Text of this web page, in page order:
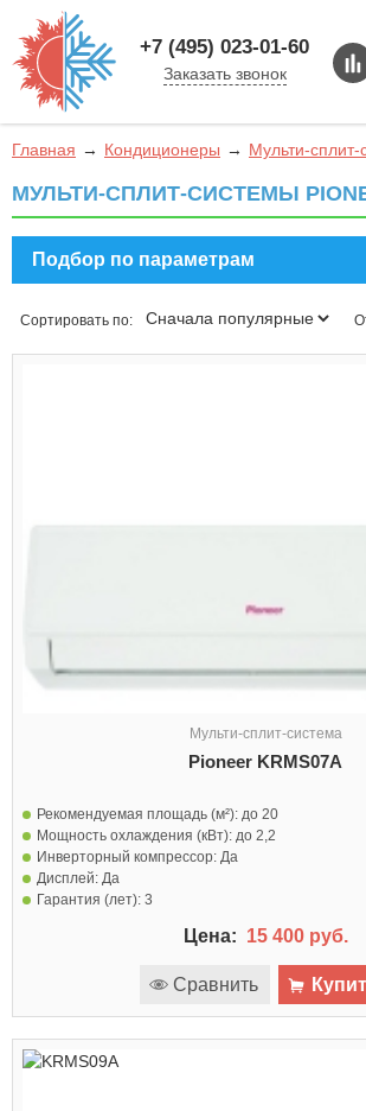
+7 (495) 023-01-60
Заказать звонок
Главная Кондиционеры Мульти-сплит-
МУЛЬТИ-СПЛИТ-СИСТЕМЫ
Подбор по параметрам
Сортировать по:
Мульти-сплит-система
Pioneer KRMS07A
Рекомендуемая площадь (м²): до 20
Мощность охлаждения (кВт): до 2,2
Инверторный компрессор: Да
Дисплей: Да
Гарантия (лет): 3
Цена: 15 400 руб.
Сравнить